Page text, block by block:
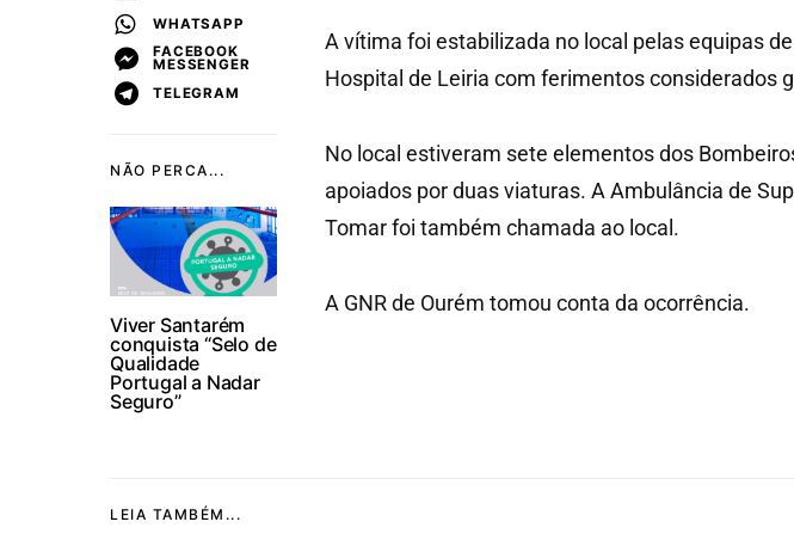
NÃO PERCA...
Viver Santarém
conquista “Selo de
Qualidade
Portugal a Nadar
Seguro”
WHATSAPP
FACEBOOK
MESSENGER
TELEGRAM
A vítima foi estabilizada no local pelas equipas
Hospital de Leiria com ferimentos considerados
No local estiveram sete elementos dos
apoiados por duas viaturas. A Ambulância de
Tomar foi também chamada ao local.
A GNR de Ourém tomou conta da ocorrência.
LEIA TAMBÉM...